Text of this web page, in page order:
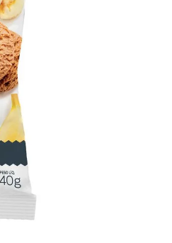
leite
vinho
leite pó
tv